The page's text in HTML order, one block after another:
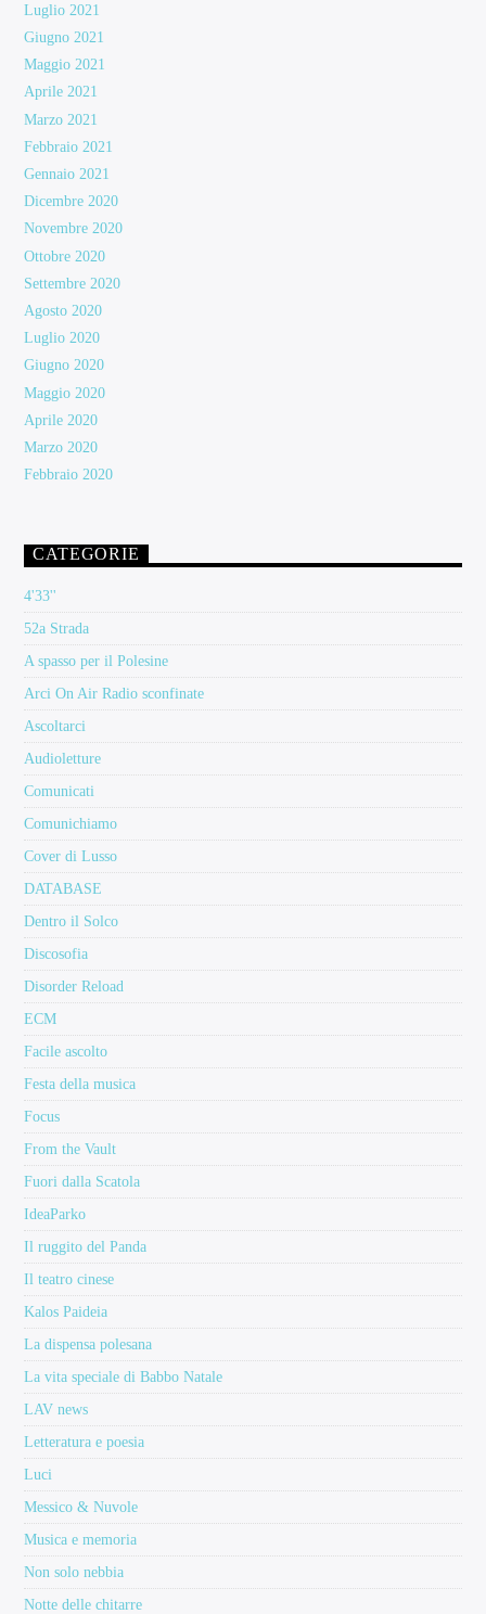
Luglio 2021
Giugno 2021
Maggio 2021
Aprile 2021
Marzo 2021
Febbraio 2021
Gennaio 2021
Dicembre 2020
Novembre 2020
Ottobre 2020
Settembre 2020
Agosto 2020
Luglio 2020
Giugno 2020
Maggio 2020
Aprile 2020
Marzo 2020
Febbraio 2020
CATEGORIE
4'33''
52a Strada
A spasso per il Polesine
Arci On Air Radio sconfinate
Ascoltarci
Audioletture
Comunicati
Comunichiamo
Cover di Lusso
DATABASE
Dentro il Solco
Discosofia
Disorder Reload
ECM
Facile ascolto
Festa della musica
Focus
From the Vault
Fuori dalla Scatola
IdeaParko
Il ruggito del Panda
Il teatro cinese
Kalos Paideia
La dispensa polesana
La vita speciale di Babbo Natale
LAV news
Letteratura e poesia
Luci
Messico & Nuvole
Musica e memoria
Non solo nebbia
Notte delle chitarre